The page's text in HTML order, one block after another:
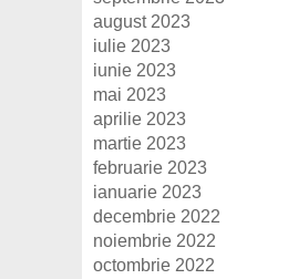
august 2023
iulie 2023
iunie 2023
mai 2023
aprilie 2023
martie 2023
februarie 2023
ianuarie 2023
decembrie 2022
noiembrie 2022
octombrie 2022